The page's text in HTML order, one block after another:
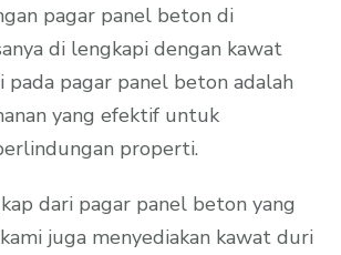
pagar panel beton di
di lengkapi dengan kawat
pada pagar panel beton adalah
yang efektif untuk
properti.
dari pagar panel beton yang
juga menyediakan kawat duri